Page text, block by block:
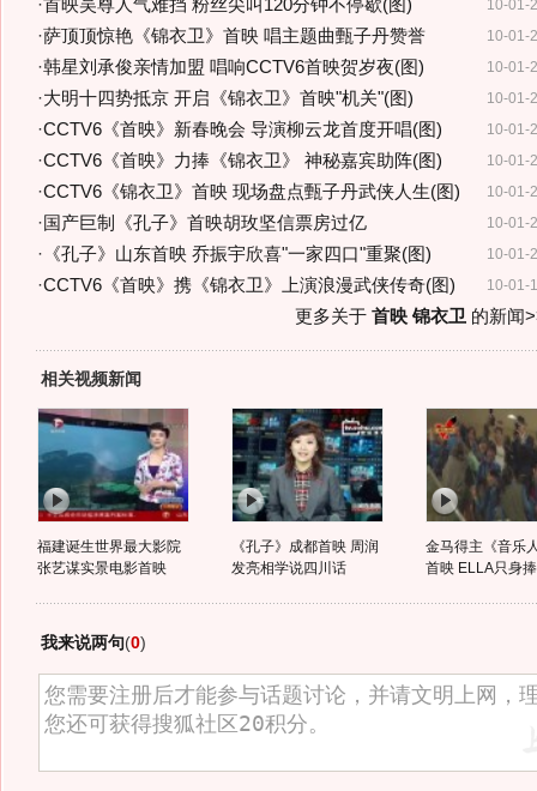
10-01-
·首映吴尊人气难挡 粉丝尖叫120分钟不停歇(图)
10-01-
·萨顶顶惊艳《锦衣卫》首映 唱主题曲甄子丹赞誉
10-01-
·韩星刘承俊亲情加盟 唱响CCTV6首映贺岁夜(图)
10-01-
·大明十四势抵京 开启《锦衣卫》首映"机关"(图)
10-01-
·CCTV6《首映》新春晚会 导演柳云龙首度开唱(图)
10-01-
·CCTV6《首映》力捧《锦衣卫》 神秘嘉宾助阵(图)
10-01-
·CCTV6《锦衣卫》首映 现场盘点甄子丹武侠人生(图)
10-01-
· 国产巨制《孔子》首映胡玫坚信票房过亿
10-01-
· 《孔子》山东首映 乔振宇欣喜"一家四口"重聚(图)
10-01-
·CCTV6《首映》携《锦衣卫》上演浪漫武侠传奇(图)
更多关于 首映 锦衣卫 的新闻
相关视频新闻
福建诞生世界最大影院
张艺谋实景电影首映
《孔子》成都首映 周润
发亮相学说四川话
金马得主《音乐
首映 ELLA只身
我来说两句(0)